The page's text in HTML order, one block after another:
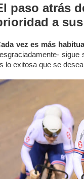
paso atrás
a
vez es más
sigue
lo exitosa que se